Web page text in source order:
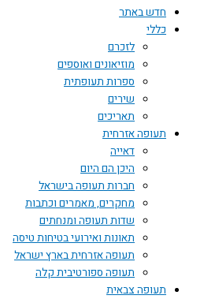
חדש באתר
כללי
לזכרם
מוזיאונים ואוספים
ספרות תעופתית
שירים
תאריכים
תעופה אזרחית
דאייה
היכן הם היום
חברות תעופה בישראל
מחקרים, מאמרים וכתבות
שדות תעופה ומנחתים
תאונות ואירועי בטיחות טיסה
תעופה אזרחית בארץ ישראל
תעופה ספורטיבית קלה
תעופה צבאית